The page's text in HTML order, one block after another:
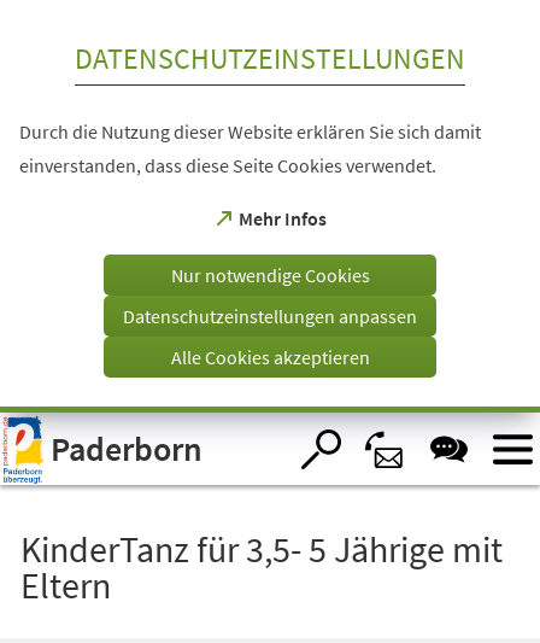
Visuelle
Assistenzsoftware
öffnen.
DATENSCHUTZEINSTELLUNGEN
Durch die Nutzung dieser Website erklären Sie sich damit
einverstanden, dass diese Seite Cookies verwendet.
Mehr Infos
(Öffnet
einem
Tab)
Nur notwendige Cookies
Datenschutzeinstellungen anpassen
Alle Cookies akzeptieren
Paderborn
KinderTanz für 3,5- 5 Jährige mit
Eltern